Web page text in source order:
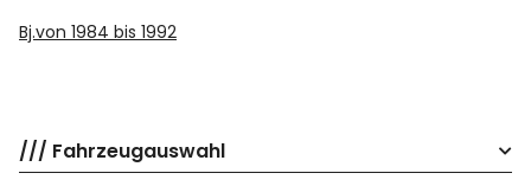
Bj.von 1984 bis 1992
/// Fahrzeugauswahl